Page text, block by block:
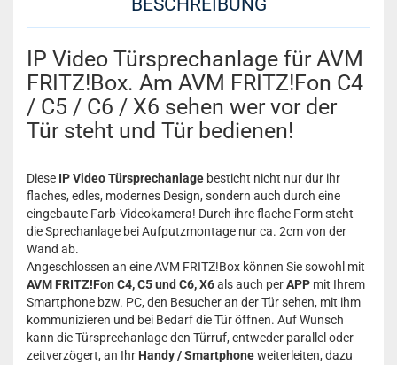
BESCHREIBUNG
IP Video Türsprechanlage für AVM
FRITZ!Box. Am AVM FRITZ!Fon C4
/ C5 / C6 / X6 sehen wer vor der
Tür steht und Tür bedienen!
Diese IP Video Türsprechanlage besticht nicht nur dur ihr
flaches, edles, modernes Design, sondern auch durch eine
eingebaute Farb-Videokamera! Durch ihre flache Form steht
die Sprechanlage bei Aufputzmontage nur ca. 2cm von der
Wand ab.
Angeschlossen an eine AVM FRITZ!Box können Sie sowohl mit
AVM FRITZ!Fon C4, C5 und C6, X6als auch perAPP mit Ihrem
Smartphone bzw. PC, den Besucher an der Tür sehen, mit ihm
kommunizieren und bei Bedarf die Tür öffnen. Auf Wunsch
kann die Türsprechanlage den Türruf, entweder parallel oder
zeitverzögert, an Ihr Handy / Smartphoneweiterleiten, dazu